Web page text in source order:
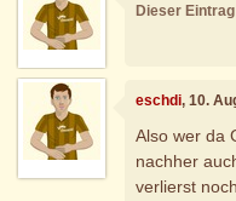
Dieser
eschdi, 10.
Also wer da
nachher
verlierst